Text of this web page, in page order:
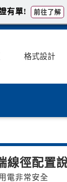
格式設計
線徑配置
電非常安全
有單! 前往了解